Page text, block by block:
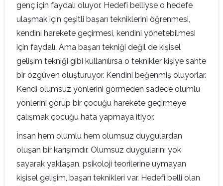
genç için faydalı oluyor. Hedefi belliyse o hedefe
ulaşmak için çeşitli başarı tekniklerini öğrenmesi,
kendini harekete geçirmesi, kendini yönetebilmesi
için faydalı. Ama başarı tekniği değil de kişisel
gelişim tekniği gibi kullanılırsa o teknikler kişiye sahte
bir özgüven oluşturuyor. Kendini beğenmiş oluyorlar.
Kendi olumsuz yönlerini görmeden sadece olumlu
yönlerini görüp bir çocuğu harekete geçirmeye
çalışmak çocuğu hata yapmaya itiyor.
İnsan hem olumlu hem olumsuz duygulardan
oluşan bir karışımdır. Olumsuz duygularını yok
sayarak yaklaşan, psikoloji teorilerine uymayan
kişisel gelişim, başarı teknikleri var. Hedefi belli olan